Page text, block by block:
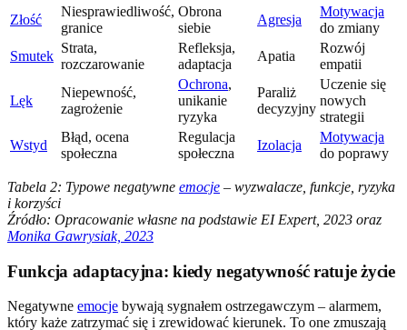
Złość
Niesprawiedliwość,
granice
Obrona
siebie
Agresja
Motywacja
do zmiany
Smutek
Strata,
rozczarowanie
Refleksja,
adaptacja
Apatia
Rozwój
empatii
Lęk
Niepewność,
zagrożenie
Ochrona,
unikanie
ryzyka
Paraliż
decyzyjny
Uczenie się
nowych
strategii
Wstyd
Błąd, ocena
społeczna
Regulacja
społeczna
Izolacja
Motywacja
do poprawy
Tabela 2: Typowe negatywne emocje – wyzwalacze, funkcje, ryzyka
i korzyści
Źródło: Opracowanie własne na podstawie EI Expert, 2023 oraz
Monika Gawrysiak, 2023
Funkcja adaptacyjna: kiedy negatywność ratuje życie
Negatywne emocje bywają sygnałem ostrzegawczym – alarmem,
który każe zatrzymać się i zrewidować kierunek. To one zmuszają